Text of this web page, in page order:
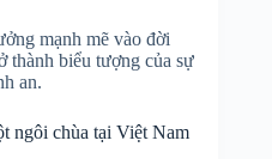
mạnh mẽ vào đời
thành biểu tượng của sự
an.
ngôi chùa tại Việt Nam